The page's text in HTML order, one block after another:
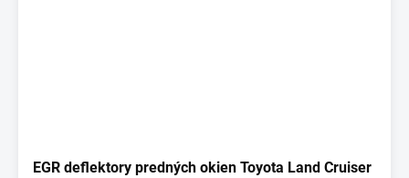
EGR deflektory predných okien Toyota Land Cruiser